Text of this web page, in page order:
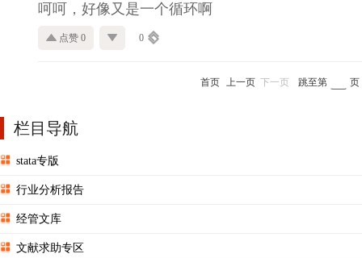
呵呵，好像又是一个循环啊
点赞 0 0
首页 上一页 下一页 跳至第 页
栏目导航
stata专版
行业分析报告
经管文库
文献求助专区